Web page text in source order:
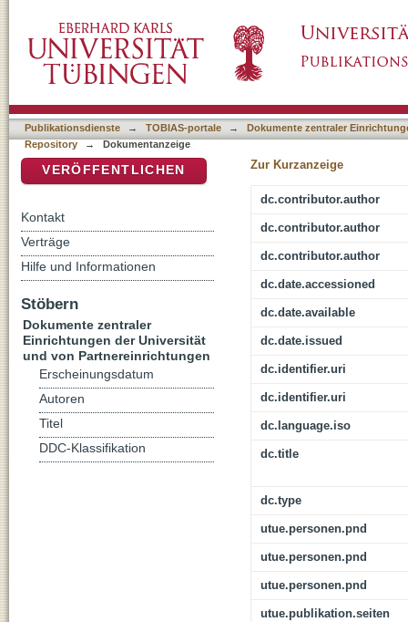
Erfurt
Publikationsdienste → TOBIAS-portale →
Dokumente zentraler
Repository
→ Dokumentanzeige
Zur Kurzanzeige
dc.contributor.author
dc.contributor.author
dc.contributor.author
dc.date.accessioned
dc.date.available
dc.date.issued
dc.identifier.uri
dc.identifier.uri
dc.language.iso
dc.title
dc.type
utue.personen.pnd
utue.personen.pnd
utue.personen.pnd
utue.publikation.seiten
VERÖFFENTLICHEN
Kontakt
Verträge
Hilfe und Informationen
Stöbern
Dokumente zentraler
Einrichtungen der Universität
und von Partnereinrichtungen
Erscheinungsdatum
Autoren
Titel
DDC-Klassifikation